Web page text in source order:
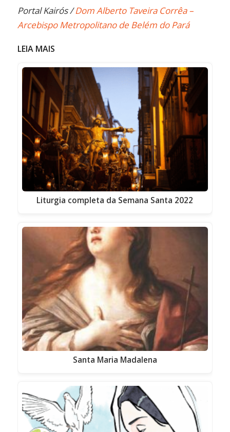
Portal Kairós /Dom Alberto Taveira Corrêa –
Arcebispo Metropolitano de Belém do Pará
LEIA MAIS
Liturgia completa da Semana Santa 2022
Santa Maria Madalena